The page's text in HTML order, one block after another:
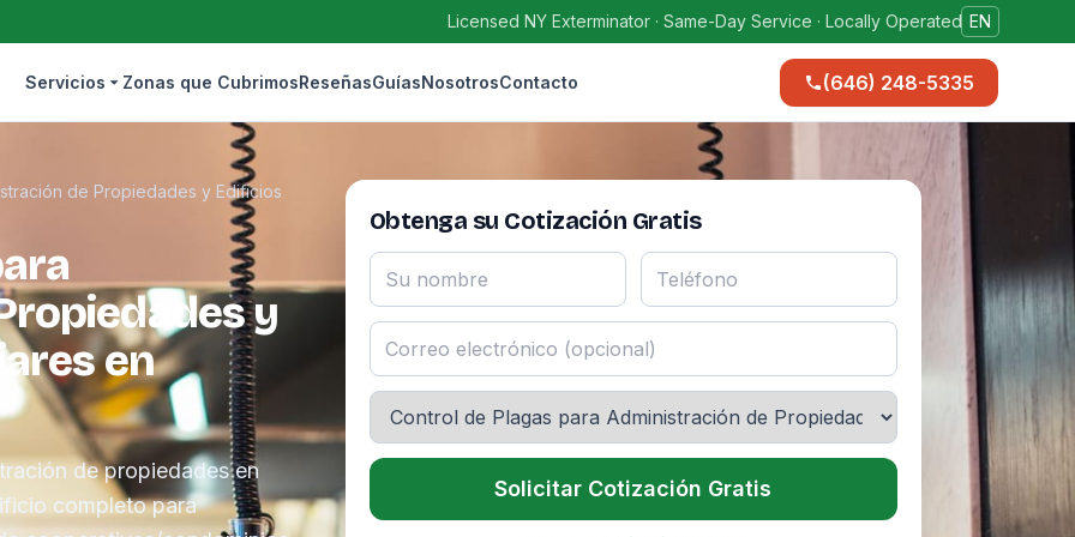
Licensed NY Exterminator · Same-Day Service · Locally Operated EN
Servicios Zonas que CubrimosReseñasGuíasNosotrosContacto (646) 248-5335
de Propiedades y Edificios
y
en
de propiedades en
completo para
Obtenga su Cotización Gratis
Solicitar Cotización Gratis